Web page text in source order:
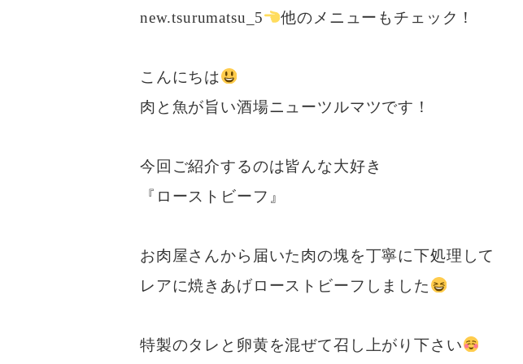
new.tsurumatsu_5 他のメニューもチェック！
こんにちは
肉と魚が旨い酒場ニューツルマツです！
今回ご紹介するのは皆んな大好き
『ローストビーフ』
お肉屋さんから届いた肉の塊を丁寧に下処理して
レアに焼きあげローストビーフしました
特製のタレと卵黄を混ぜて召し上がり下さい